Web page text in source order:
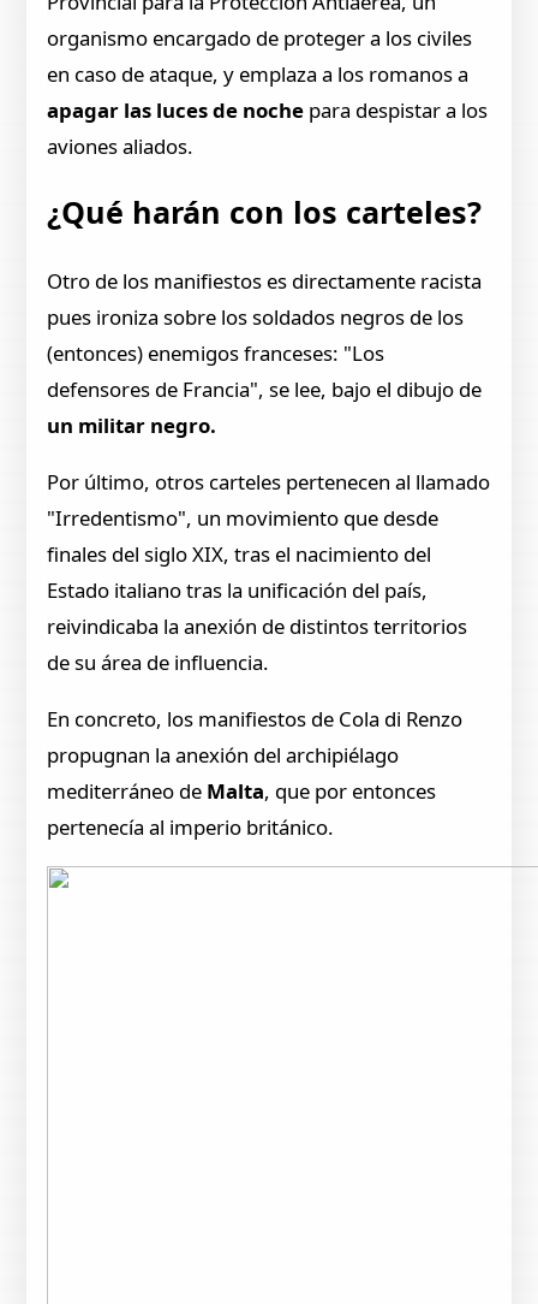
organismo encargado de proteger a los civiles
en caso de ataque, y emplaza a los romanos a
apagar las luces de noche para despistar a los
aviones aliados.
¿Qué harán con los carteles?
Otro de los manifiestos es directamente racista
pues ironiza sobre los soldados negros de los
(entonces) enemigos franceses: "Los
defensores de Francia", se lee, bajo el dibujo de
un militar negro.
Por último, otros carteles pertenecen al llamado
"Irredentismo", un movimiento que desde
finales del siglo XIX, tras el nacimiento del
Estado italiano tras la unificación del país,
reivindicaba la anexión de distintos territorios
de su área de influencia.
En concreto, los manifiestos de Cola di Renzo
propugnan la anexión del archipiélago
mediterráneo de Malta, que por entonces
pertenecía al imperio británico.